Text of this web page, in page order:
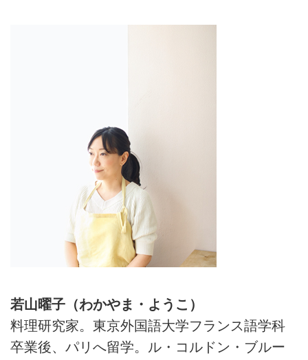
若山曜子（わかやま・ようこ）
料理研究家。東京外国語大学フランス語学科
卒業後、パリへ留学。ル・コルドン・ブルー